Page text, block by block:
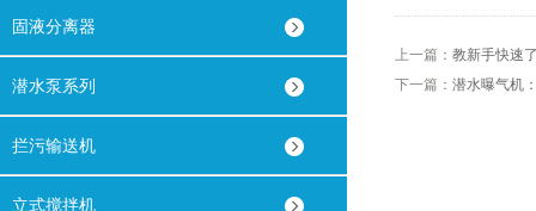
固液分离器
潜水泵系列
拦污输送机
立式搅拌机
上一篇： 教新手快速
下一篇： 潜水曝气机